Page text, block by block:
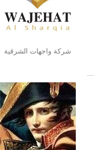
شركة واجهات الشرقية